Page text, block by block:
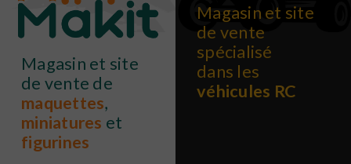
Magasin et site
de vente de
maquettes,
miniatures et
figurines
Magasin et site
de vente
spécialisé
dans les
véhicules RC